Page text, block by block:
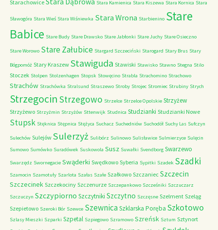
Starachowice Stara Kamienica Stara Kiszewa Stara Kornica Stara
Sławogóra Stara Wieś Stara Wiśniewka Stara Wrona Starbienino Stare
Babice Stare Budy Stare Drawsko Stare Jabłonki Stare Juchy Stare Osieczno
Stare Worowo Stare Załubice Stargard Szczeciński Starogard Stary Brus Stary
Bógpomóż Stary Kraszew Stawiguda Stawiski Stawisko Stawno Stegna Stilo
Stoczek Stolpen Stolzenhagen Stopsk Stowęcino Strabla Strachomino Strachowo
Strachów Strachówka Stralsund Straszewo Stroby Strojec Stromiec Strubiny Strych
Strzegocin Strzegowo Strzelce Strzelce Opolskie Strzyżew
Strzyżewo Strzyżmin Strzyżów Sttenwijk Studnica Studzianki Studzianki Nowe
Stupsk Stęknica Stępnica Stężyca Suchacz Suchedniów Suchodół Suchy Las Sufczyn
Sulechów Sulejów Sulerzyż Sulibórz Sulinowo Sulisławice Sulmierzyce Sulęcin
Sumowo Sumówko Suradówek Suskowola Susz Suwałki Svendborg Swarzewo
Swarzędz Swornegacie Swąderki Swędkowo Syberia Sypitki Szadek Szadki
Szamocin Szamotuły Szarlota Szałas Szałe Szałkowo Szczaniec Szczecin
Szczecinek Szczekociny Szczenurze Szczepankowo Szcześniki Szczuczarz
Szczuczyn Szczypiorno Szczytniki Szczytno Szczęsne Szelment Szeląg
Szepietowo Szeroki Bór Szewce SzewnicaSzklarska Poręba Szkotowo
Szlasy Mieszki Szparki Szpetal Szpiegowo Szramowo Szreńsk Sztum Sztynort